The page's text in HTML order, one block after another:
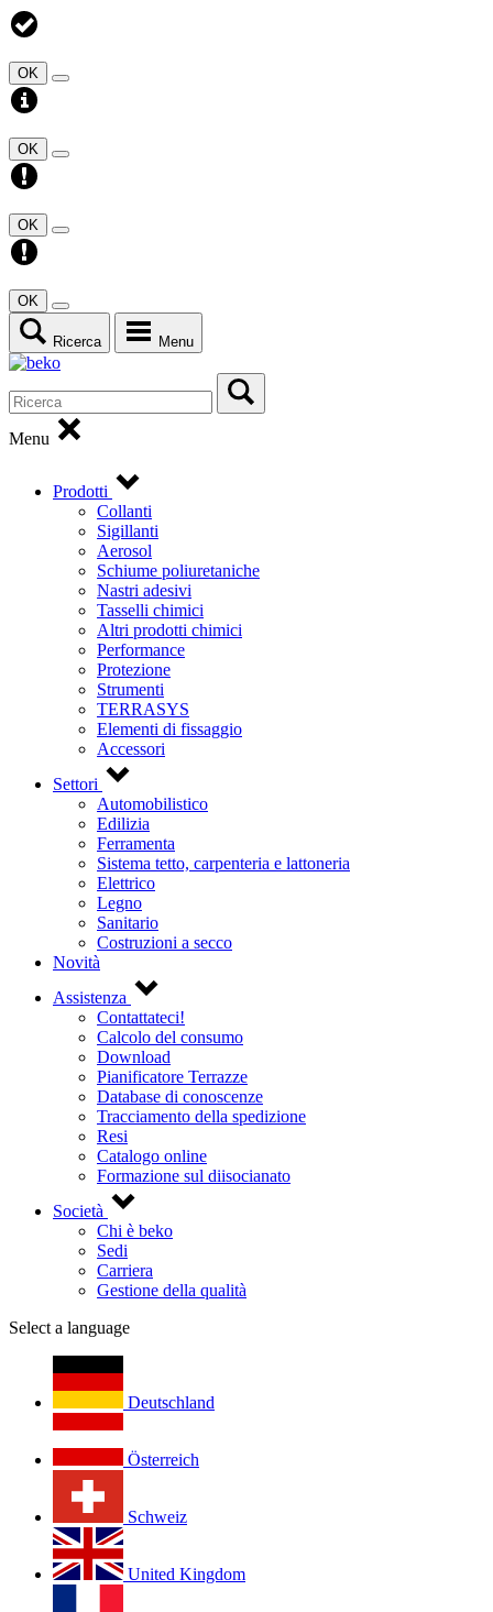
OK
OK
OK
OK
Ricerca Menu
Menu
Prodotti
Collanti
Sigillanti
Aerosol
Schiume poliuretaniche
Nastri adesivi
Tasselli chimici
Altri prodotti chimici
Performance
Protezione
Strumenti
TERRASYS
Elementi di fissaggio
Accessori
Settori
Automobilistico
Edilizia
Ferramenta
Sistema tetto, carpenteria e lattoneria
Elettrico
Legno
Sanitario
Costruzioni a secco
Novità
Assistenza
Contattateci!
Calcolo del consumo
Download
Pianificatore Terrazze
Database di conoscenze
Tracciamento della spedizione
Resi
Catalogo online
Formazione sul diisocianato
Società
Chi è beko
Sedi
Carriera
Gestione della qualità
Select a language
Deutschland
Österreich
Schweiz
United Kingdom